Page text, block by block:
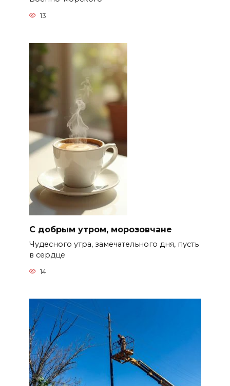
13
С добрым утром, морозовчане
Чудесного утра, замечательного дня, пусть
в сердце
14